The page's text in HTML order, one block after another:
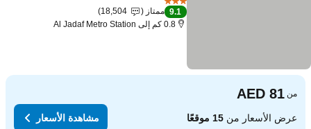
9.1 ممتاز
18,504
0.8 كم إلى Al Jadaf Metro Station
من
عرض الأسعار من15 موقعًا مشاهدة الأسعار